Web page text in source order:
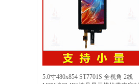
5.0寸480x854 ST7701S 全视角 2线